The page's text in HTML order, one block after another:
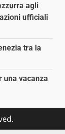
agli
ufficiali
tra la
una vacanza